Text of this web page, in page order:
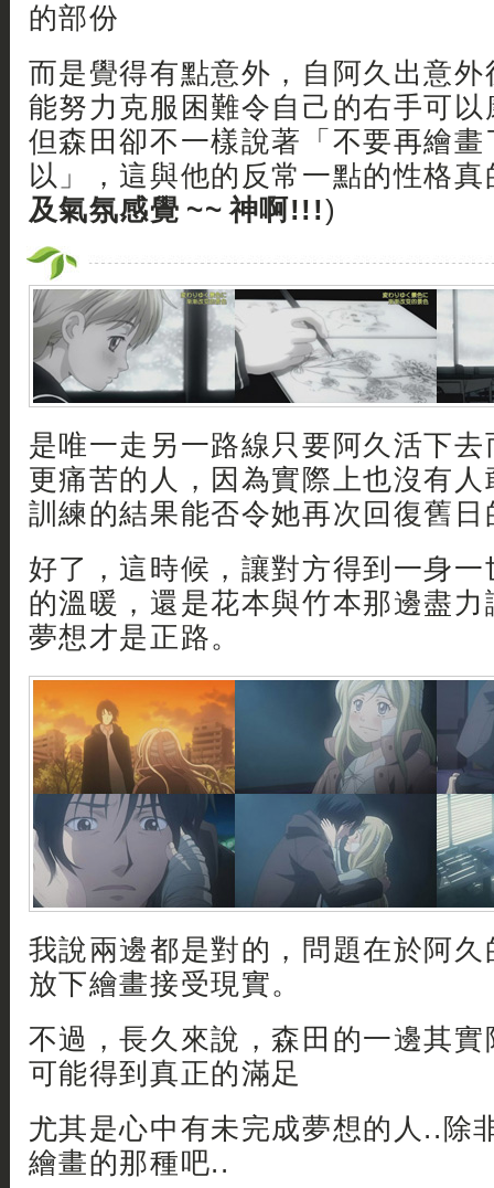
的部份
而是覺得有點意外，自阿久出意
能努力克服困難令自己的右手可
但森田卻不一樣說著「不要再繪
以」，這與他的反常一點的性格
及氣氛感覺 ~~ 神啊!!!)
是唯一走另一路線只要阿久活下
更痛苦的人，因為實際上也沒有
訓練的結果能否令她再次回復舊日
好了，這時候，讓對方得到一身
的溫暖，還是花本與竹本那邊盡
夢想才是正路。
我說兩邊都是對的，問題在於阿
放下繪畫接受現實。
不過，長久來說，森田的一邊其
可能得到真正的滿足
尤其是心中有未完成夢想的人..除
繪畫的那種吧..